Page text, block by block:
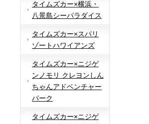
タイムズカー×横浜・
八景島シーパラダイス
タイムズカー×スパリ
ゾートハワイアンズ
タイムズカー×ニジゲ
ンノモリ クレヨンしん
ちゃんアドベンチャー
パーク
タイムズカー×ニジゲ